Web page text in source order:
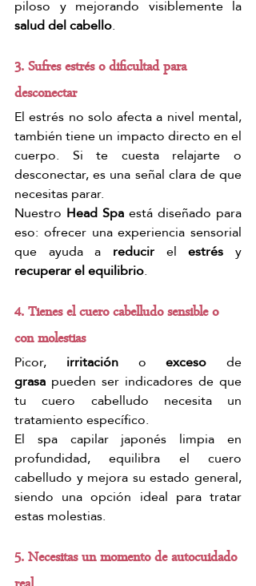
salud del cabello.
3. Sufres estrés o dificultad para
desconectar
El estrés no solo afecta a nivel mental,
también tiene un impacto directo en el
cuerpo. Si te cuesta relajarte o
desconectar, es una señal clara de que
necesitas parar.
Nuestro Head Spa está diseñado para
eso: ofrecer una experiencia sensorial
que ayuda a reducir el estrés
recuperar el equilibrio.
4. Tienes el cuero cabelludo sensible o
con molestias
Picor, irritación o exceso
grasa pueden ser indicadores de que
tu cuero cabelludo necesita un
tratamiento específico.
El spa capilar japonés limpia en
profundidad, equilibra el cuero
cabelludo y mejora su estado general,
siendo una opción ideal para tratar
estas molestias.
5. Necesitas un momento de autocuidado